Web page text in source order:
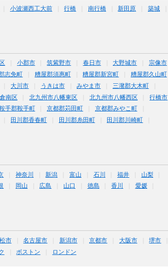
小波瀬西工大前 行橋 南行橋 新田原
築城
小郡市 筑紫野市 春日市 大野城市
宗像市
志免町 糟屋郡須惠町 糟屋郡新宮町
糟屋郡久山町
大川市 うきは市 みやま市
三潴郡大木町
南区 北九州市八幡東区 北九州市八幡西区
行橋市
手郡鞍手町 京都郡苅田町
京都郡みやこ町
田川郡香春町 田川郡糸田町
田川郡川崎町
神奈川 新潟 富山 石川 福井
山梨
岡山 広島 山口 徳島 香川
愛媛
市 名古屋市 新潟市 京都市 大阪市
堺市
ボストン ロンドン